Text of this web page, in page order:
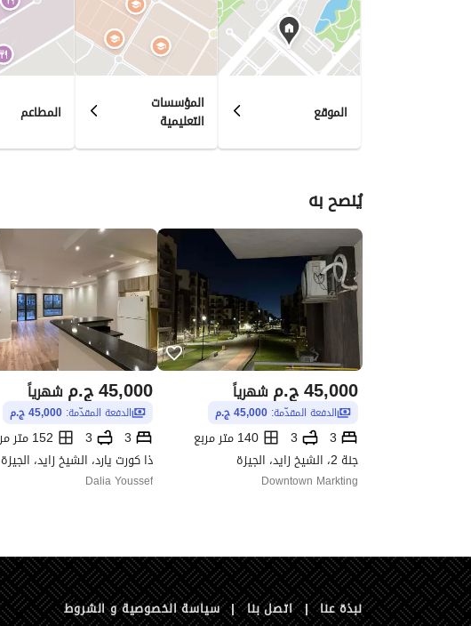
الموقع المؤسسات
التعليمية المطاعم
يُنصح به
ج.م45,000 شهرياً
الدفعة المقدّمة: 45,000 ج.م
3
3
140 متر مربع
جنة 2، الشيخ زايد، الجيزة
Downtown Markting
ج.م45,000 شهرياً
الدفعة المقدّمة:45,000 ج.م
3
3
152 متر مربع
ذا كورت يارد، الشيخ زايد، الجيزة
Dalia Youssef
نبذة عنا | اتصل بنا | سياسة الخصوصية و الشروط